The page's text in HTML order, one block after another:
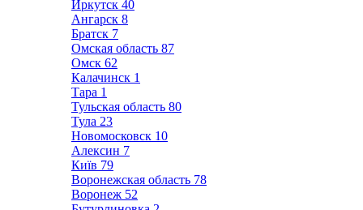
Иркутск 40
Ангарск 8
Братск 7
Омская область 87
Омск 62
Калачинск 1
Тара 1
Тульская область 80
Тула 23
Новомосковск 10
Алексин 7
Київ 79
Воронежская область 78
Воронеж 52